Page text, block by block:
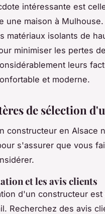
intéressante est
une maison à
matériaux isolants de
minimiser les pertes
leurs
et moderne.
de sélection
constructeur en Alsace
s'assurer que vous
et les avis clients
d'un constructeur
Recherchez des avis